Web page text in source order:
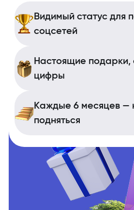
Видимый статус для
соцсетей
Настоящие подарки,
цифры
Каждые 6 месяцев —
подняться